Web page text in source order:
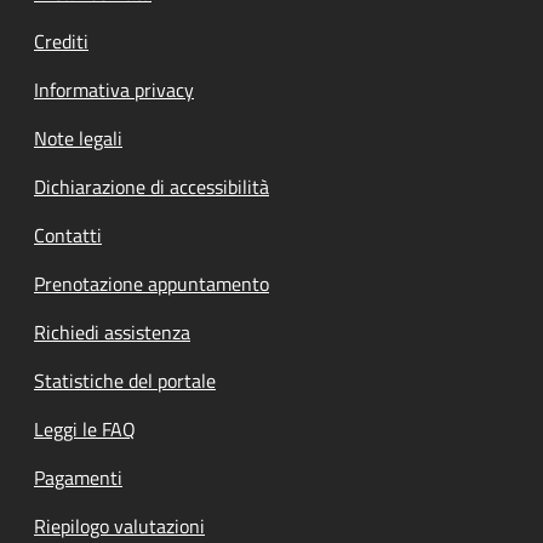
Crediti
Informativa privacy
Note legali
Dichiarazione di accessibilità
Contatti
Prenotazione appuntamento
Richiedi assistenza
Statistiche del portale
Leggi le FAQ
Pagamenti
Riepilogo valutazioni